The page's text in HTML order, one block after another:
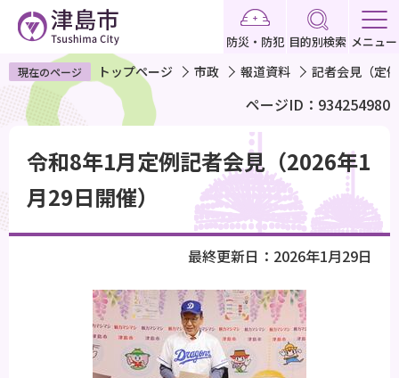
ペ
ー
で
す
防災・防犯 目的別検索 メニュー
現在のページ トップページ 市政 報道資料 記者会見（定
ページID：934254980
か
令和8年1月定例記者会見（2026年1
月29日開催）
最終更新日：2026年1月29日